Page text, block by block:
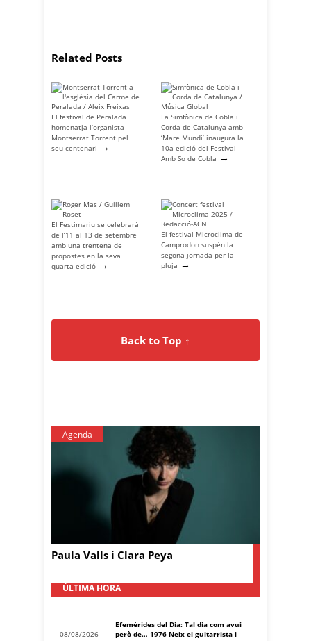
Related Posts
El festival de Peralada
homenatja l’organista
Montserrat Torrent pel
seu centenari →
La Simfònica de Cobla i
Corda de Catalunya amb
‘Mare Mundi’ inaugura la
10a edició del Festival
Amb So de Cobla →
El Festimariu se celebrarà
de l’11 al 13 de setembre
amb una trentena de
propostes en la seva
quarta edició →
El festival Microclima de
Camprodon suspèn la
segona jornada per la
pluja →
Back to Top ↑
Agenda
Paula Valls i Clara Peya
ÚLTIMA HORA
08/08/2026
Efemèrides del Dia: Tal dia com avui
però de… 1976 Neix el guitarrista i